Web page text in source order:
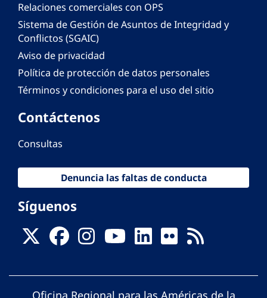
Relaciones comerciales con OPS
Sistema de Gestión de Asuntos de Integridad y
Conflictos (SGAIC)
Aviso de privacidad
Política de protección de datos personales
Términos y condiciones para el uso del sitio
Contáctenos
Consultas
Denuncia las faltas de conducta
Síguenos